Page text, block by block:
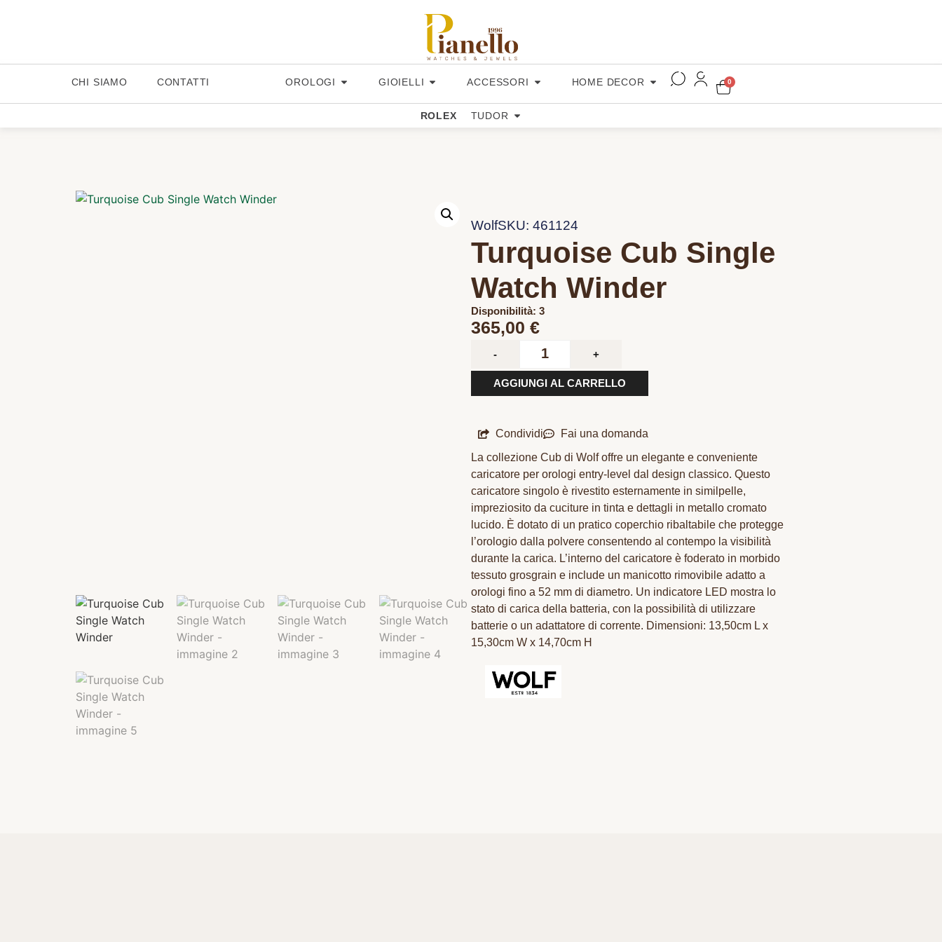
CHI SIAMO CONTATTI OROLOGI GIOIELLI ACCESSORI HOME DECOR 0
ROLEX TUDOR
WolfSKU: 461124
Turquoise Cub Single
Watch Winder
Disponibilità: 3
365,00 €
- +
AGGIUNGI AL CARRELLO
Condividi
Fai una domanda
La collezione Cub di Wolf offre un elegante e conveniente
caricatore per orologi entry-level dal design classico. Questo
caricatore singolo è rivestito esternamente in similpelle,
impreziosito da cuciture in tinta e dettagli in metallo cromato
lucido. È dotato di un pratico coperchio ribaltabile che protegge
l’orologio dalla polvere consentendo al contempo la visibilità
durante la carica. L’interno del caricatore è foderato in morbido
tessuto grosgrain e include un manicotto rimovibile adatto a
orologi fino a 52 mm di diametro. Un indicatore LED mostra lo
stato di carica della batteria, con la possibilità di utilizzare
batterie o un adattatore di corrente. Dimensioni: 13,50cm L x
15,30cm W x 14,70cm H